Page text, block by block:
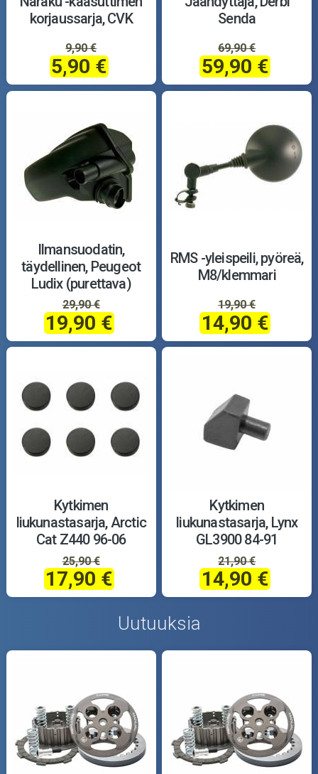
korjaussarja, CVK
9,90 €
5,90 €
Senda
69,90 €
59,90 €
Ilmansuodatin,
täydellinen, Peugeot
Ludix (purettava)
29,90 €
19,90 €
RMS -yleispeili, pyöreä,
M8/klemmari
19,90 €
14,90 €
Kytkimen
liukunastasarja, Arctic
Cat Z440 96-06
25,90 €
17,90 €
Kytkimen
liukunastasarja, Lynx
GL3900 84-91
21,90 €
14,90 €
Uutuuksia